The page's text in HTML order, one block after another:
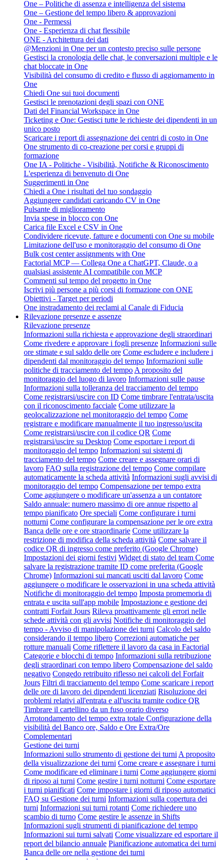
One – Politiche di assenza e intelligenza del sistema
One – Gestione del tempo libero & approvazioni
One - Permessi
One - Esperienza di chat flessibile
ONE - Architettura dei dati
@Menzioni in One per un contesto preciso sulle persone
Gestisci la cronologia delle chat, le conversazioni multiple e le
chat bloccate in One
Visibilità del consumo di credito e flusso di aggiornamento in
One
Chiedi One sui tuoi documenti
Gestisci le prenotazioni degli spazi con ONE
Dati del Financial Workspace in One
Ticketing e One: Gestisci tutte le richieste dei dipendenti in un
unico posto
Scaricare i report di assegnazione dei centri di costo in One
One strumento di co-creazione per corsi e gruppi di
formazione
One IA - Politiche - Visibilità, Notifiche & Riconoscimento
L'esperienza di benvenuto di One
Suggerimenti in One
Chiedi a One i risultati del tuo sondaggio
Aggiungere candidati caricando CV in One
Pulsante di miglioramento
Invia spese in blocco con One
Carica file Excel e CSV in One
Condividere ricevute, fatture e documenti con One su mobile
Limitazione dell'uso e monitoraggio del consumo di One
Bulk cost center assignments with One
Factorial MCP — Collega One a ChatGPT, Claude, o a
qualsiasi assistente AI compatibile con MCP
Commenti sul tempo del progetto in One
Iscrivi più persone a più corsi di formazione con ONE
Obiettivi - Target per periodi
One instradamento dei reclami al Canale di Fiducia
Rilevazione presenze e assenze
Rilevazione presenze
Informazioni sulla richiesta e approvazione degli straordinari
Come rivedere e approvare i fogli presenze Informazioni sulle
ore stimate e sul saldo delle ore Come escludere e includere i
dipendenti dal monitoraggio del tempo Informazioni sulle
politiche di tracciamento del tempo A proposito del
monitoraggio del luogo di lavoro Informazioni sulle pause
Informazioni sulla tolleranza del tracciamento del tempo
Come registrarsi/uscire con ID Come timbrare l'entrata/uscita
con il riconoscimento facciale Come utilizzare la
geolocalizzazione nel monitoraggio del tempo Come
registrare e modificare manualmente il tuo ingresso/uscita
Come registrarsi/uscire con il codice QR Come
registrarsi/uscire su Desktop Come esportare i report di
monitoraggio del tempo Informazioni sui sistemi di
tracciamento del tempo Come creare e assegnare orari di
lavoro FAQ sulla registrazione del tempo Come compilare
automaticamente la scheda attività Informazioni sugli avvisi di
monitoraggio del tempo Compensazione per tempo extra
Come aggiungere o modificare un'assenza a un contatore
Saldo annuale: numero massimo di ore annue rispetto al
tempo pianificato Ore speciali Come configurare i turni
notturni Come configurare la compensazione per le ore extra
Banca delle ore e ore straordinarie Come utilizzare la
restrizione di modifica della scheda attività Come salvare il
codice QR di ingresso come preferito (Google Chrome)
Impostazioni dei giorni festivi Widget di stato del team Come
salvare la registrazione tramite ID come preferita (Google
Chrome) Informazioni sui mancati usciti dal lavoro Come
aggiungere o modificare le osservazioni in una scheda attività
Notifiche di monitoraggio del tempo Imposta promemoria di
entrata e uscita sull'app mobile Impostazione e gestione dei
contratti Forfait Jours Rileva proattivamente gli errori nelle
schede attività con gli avvisi Notifiche di monitoraggio del
tempo - Avviso di manipolazione dei turni Calcolo del saldo
considerando il tempo libero Correzioni automatiche per
rotture manuali Come riflettere il lavoro da casa in Factorial
Categorie e blocchi di tempo Informazioni sulla retribuzione
degli straordinari con tempo libero Compensazione del saldo
negativo Congedo retribuito riflesso nei calcoli del Forfait
Jours Filtri di tracciamento del tempo Come scaricare i report
delle ore di lavoro dei dipendenti licenziati Risoluzione dei
problemi relativi all'entrata e all'uscita tramite codice QR
Timbrare il cartellino da un fuso orario diverso
Arrotondamento del tempo extra totale Configurazione della
visibilità del Banco ore, Saldo e Ore Extra/Ore
Complementari
Gestione dei turni
Informazioni sullo strumento di gestione dei turni A proposito
della visualizzazione dei turni Come creare e assegnare i turni
Come modificare ed eliminare i turni Come aggiungere giorni
di riposo ai turni Come gestire i turni notturni Come esportare
i turni pianificati Come impostare i giorni di riposo automatici
FAQ su Gestione dei turni Informazioni sulla copertura dei
turni Informazioni sui turni rotanti Come richiedere uno
scambio di turno Come gestire le assenze in Shifts
Informazioni sugli strumenti di pianificazione del tempo
Informazioni sui turni salvati Come visualizzare ed esportare il
report del bilancio annuale Pianificazione automatica dei turni
Banca delle ore nella gestione dei turni